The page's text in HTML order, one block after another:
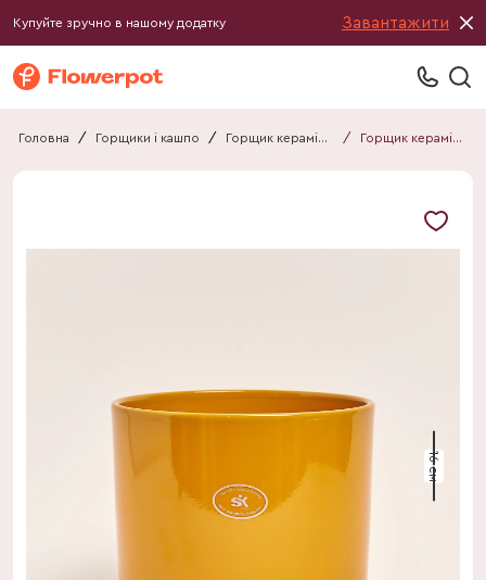
Купуйте зручно в нашому додатку Завантажити
Головна / Горщики і кашпо / Горщик керамічний / Горщик керамічний
16 см